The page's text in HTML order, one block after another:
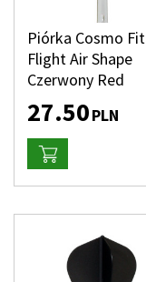
Piórka Cosmo Fit
Flight Air Shape
Czerwony Red
27.50PLN